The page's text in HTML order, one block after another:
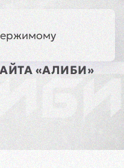
«АЛИБИ»